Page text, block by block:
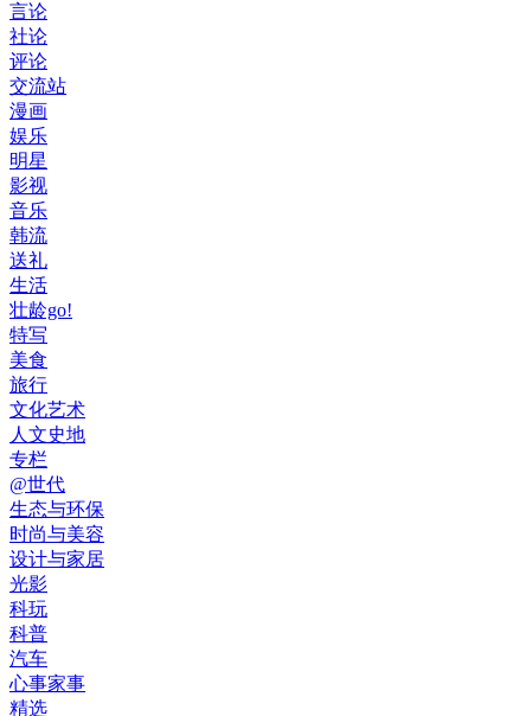
言论
社论
评论
交流站
漫画
娱乐
明星
影视
音乐
韩流
送礼
生活
壮龄go!
特写
美食
旅行
文化艺术
人文史地
专栏
@世代
生态与环保
时尚与美容
设计与家居
光影
科玩
科普
汽车
心事家事
精选